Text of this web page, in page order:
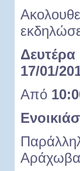
17/01/
Από